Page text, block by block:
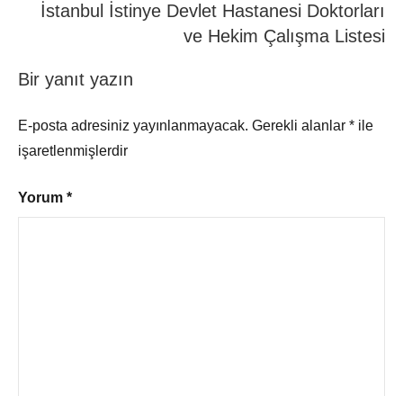
İstanbul İstinye Devlet Hastanesi Doktorları
ve Hekim Çalışma Listesi
Bir yanıt yazın
E-posta adresiniz yayınlanmayacak. Gerekli alanlar * ile
işaretlenmişlerdir
Yorum *